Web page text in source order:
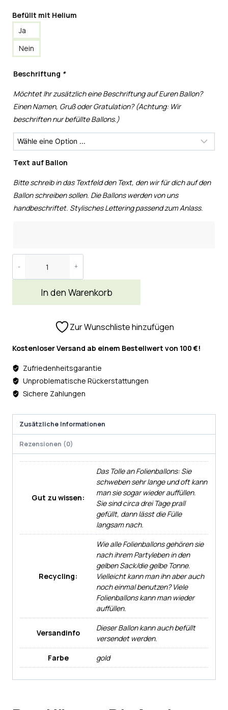
Befüllt mit Helium
Ja
Nein
Beschriftung *
Möchtet Ihr zusätzlich eine Beschriftung auf Euren Ballon?
Einen Namen, Gruß oder Gratulation? (Achtung: Wir
beschriften nur befüllte Ballons.)
Text auf Ballon
Bitte schreib in das Textfeld den Text, den wir für dich auf den
Ballon schreiben sollen. Die Ballons werden von uns
handbeschriftet. Stylisches Lettering passend zum Anlass.
In den Warenkorb
Zur Wunschliste hinzufügen
Kostenloser Versand ab einem Bestellwert von 100 €!
Zufriedenheitsgarantie
Unproblematische Rückerstattungen
Sichere Zahlungen
Zusätzliche Informationen
Rezensionen (0)
Gut zu wissen:
Das Tolle an Folienballons: Sie
schweben sehr lange und oft kann
man sie sogar wieder auffüllen.
Sie sind circa drei Tage prall
gefüllt, dann lässt die Fülle
langsam nach.
Recycling:
Wie alle Folienballons gehören sie
nach ihrem Partyleben in den
gelben Sack/die gelbe Tonne.
Vielleicht kann man ihn aber auch
noch einmal benutzen? Viele
Folienballons kann man wieder
auffüllen.
Versandinfo
Dieser Ballon kann auch befüllt
versendet werden.
Farbe
gold